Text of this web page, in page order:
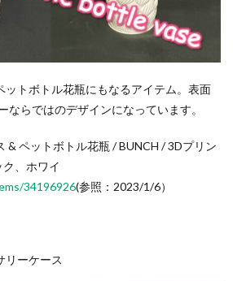
ットボトル花瓶にもなるアイテム。表面
ならではのデザインになっています。
& ペットボトル花瓶 / BUNCH / 3Dプリン
、ホワイ
34196926(参照：2023/1/6）
リーケース